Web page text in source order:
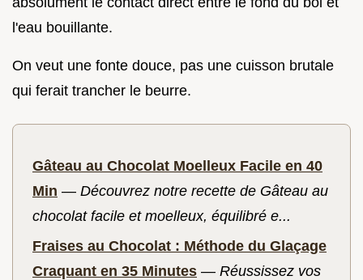
l'eau bouillante.
On veut une fonte douce, pas une cuisson brutale
qui ferait trancher le beurre.
Gâteau au Chocolat Moelleux Facile en 40
Min — Découvrez notre recette de Gâteau au
chocolat facile et moelleux, équilibré e...
Fraises au Chocolat : Méthode du Glaçage
Craquant en 35 Minutes — Réussissez vos